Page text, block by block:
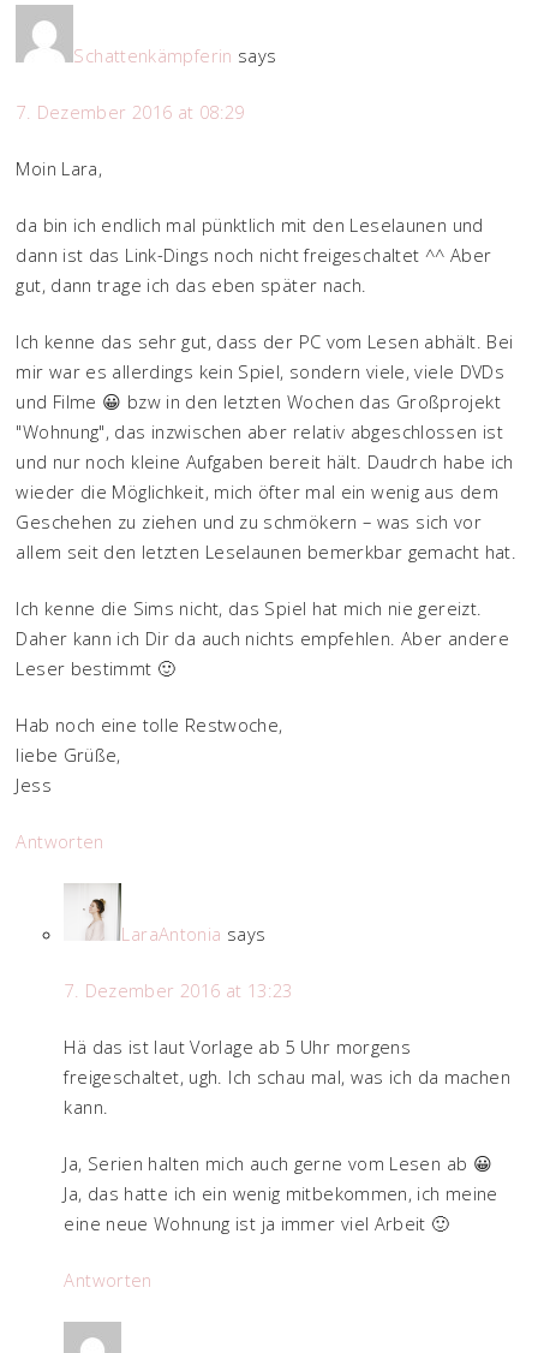
Schattenkämpferin says
7. Dezember 2016 at 08:29
Moin Lara,
da bin ich endlich mal pünktlich mit den Leselaunen und
dann ist das Link-Dings noch nicht freigeschaltet ^^ Aber
gut, dann trage ich das eben später nach.
Ich kenne das sehr gut, dass der PC vom Lesen abhält. Bei
mir war es allerdings kein Spiel, sondern viele, viele DVDs
und Filme 😀 bzw in den letzten Wochen das Großprojekt
"Wohnung", das inzwischen aber relativ abgeschlossen ist
und nur noch kleine Aufgaben bereit hält. Daudrch habe ich
wieder die Möglichkeit, mich öfter mal ein wenig aus dem
Geschehen zu ziehen und zu schmökern – was sich vor
allem seit den letzten Leselaunen bemerkbar gemacht hat.
Ich kenne die Sims nicht, das Spiel hat mich nie gereizt.
Daher kann ich Dir da auch nichts empfehlen. Aber andere
Leser bestimmt 🙂
Hab noch eine tolle Restwoche,
liebe Grüße,
Jess
Antworten
LaraAntonia says
7. Dezember 2016 at 13:23
Hä das ist laut Vorlage ab 5 Uhr morgens
freigeschaltet, ugh. Ich schau mal, was ich da machen
kann.
Ja, Serien halten mich auch gerne vom Lesen ab 😀
Ja, das hatte ich ein wenig mitbekommen, ich meine
eine neue Wohnung ist ja immer viel Arbeit 🙂
Antworten